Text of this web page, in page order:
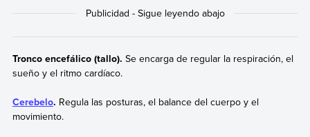
Tronco encefálico (tallo). Se encarga de regular la respiración, el
sueño y el ritmo cardíaco.
Cerebelo. Regula las posturas, el balance del cuerpo y el
movimiento.